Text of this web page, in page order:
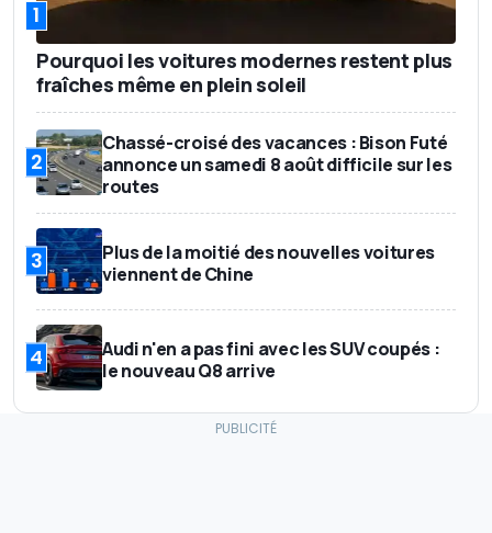
1
Pourquoi les voitures modernes restent plus
fraîches même en plein soleil
2
Chassé-croisé des vacances : Bison Futé
annonce un samedi 8 août difficile sur les
routes
3
Plus de la moitié des nouvelles voitures
viennent de Chine
4
Audi n'en a pas fini avec les SUV coupés :
le nouveau Q8 arrive